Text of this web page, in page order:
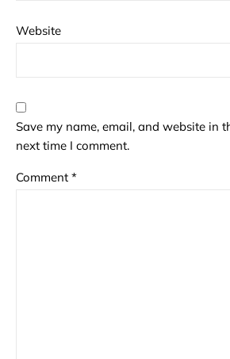
Website
Save my name, email, and website in
next time I comment.
Comment *